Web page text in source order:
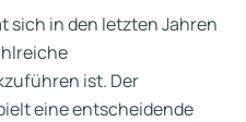
sich in den letzten Jahren
ist. Der
eine entscheidende